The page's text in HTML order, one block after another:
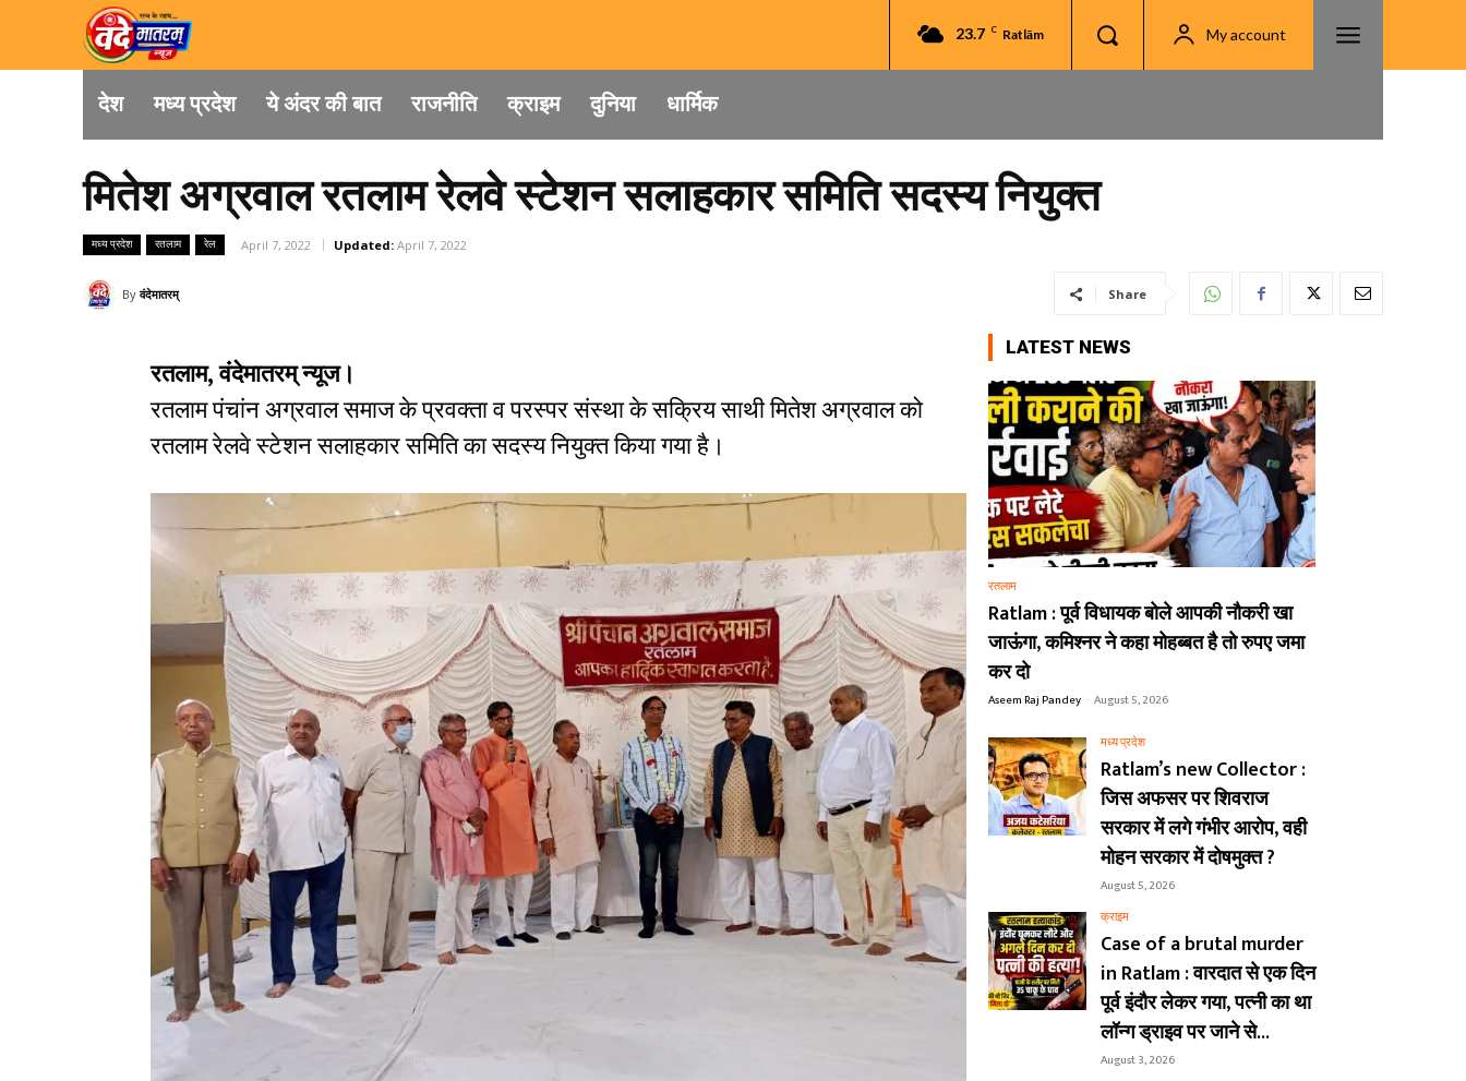
23.7 C Ratlām My account
देश मध्य प्रदेश ये अंदर की बात राजनीति क्राइम दुनिया धार्मिक
मितेश अग्रवाल रतलाम रेलवे स्टेशन सलाहकार समिति सदस्य नियुक्त
मध्य प्रदेश रतलाम रेल April 7, 2022 Updated: April 7, 2022
By वंदेमातरम् Share
रतलाम, वंदेमातरम् न्यूज।
रतलाम पंचांन अग्रवाल समाज के प्रवक्ता व परस्पर संस्था के सक्रिय साथी मितेश अग्रवाल को
रतलाम रेलवे स्टेशन सलाहकार समिति का सदस्य नियुक्त किया गया है।
LATEST NEWS
रतलाम
Ratlam : पूर्व विधायक बोले आपकी नौकरी खा
जाऊंगा, कमिश्नर ने कहा मोहब्बत है तो रुपए जमा
कर दो
Aseem Raj Pandey - August 5, 2026
मध्य प्रदेश
Ratlam’s new Collector :
जिस अफसर पर शिवराज
सरकार में लगे गंभीर आरोप, वही
मोहन सरकार में दोषमुक्त ?
August 5, 2026
क्राइम
Case of a brutal murder
in Ratlam : वारदात से एक दिन
पूर्व इंदौर लेकर गया, पत्नी का था
लॉन्ग ड्राइव पर जाने से...
August 3, 2026